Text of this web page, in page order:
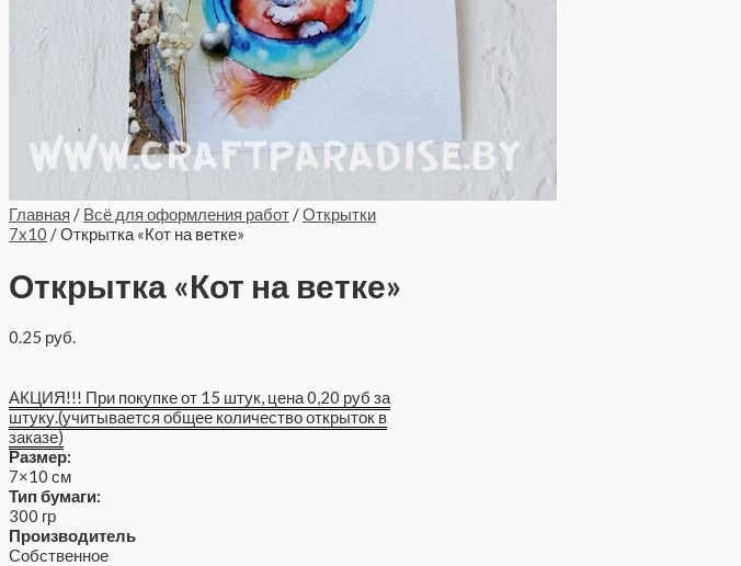
Главная / Всё для оформления работ/Открытки
7x10 / Открытка «Кот на ветке»
Открытка «Кот на ветке»
0.25 руб.
АКЦИЯ!!! При покупке от 15 штук, цена 0,20 руб за
штуку.(учитывается общее количество открыток в
заказе)
Размер:
7×10 см
Тип бумаги:
300 гр
Производитель
Собственное